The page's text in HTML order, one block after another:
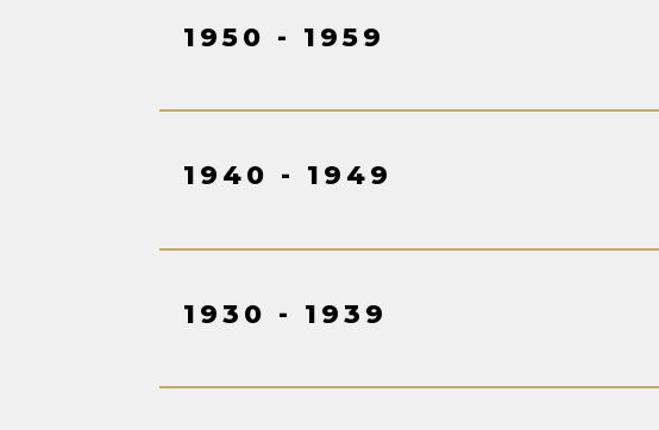
1950 - 1959
1940 - 1949
1930 - 1939